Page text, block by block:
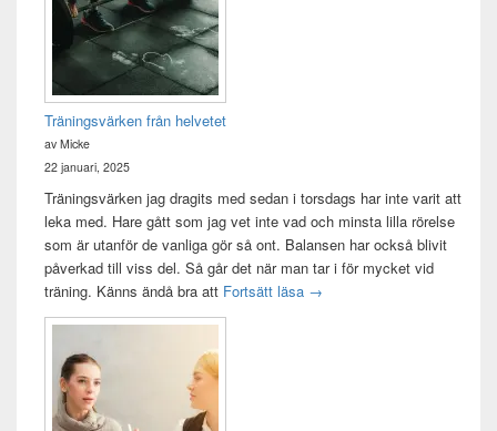
Träningsvärken från helvetet
av Micke
22 januari, 2025
Träningsvärken jag dragits med sedan i torsdags har inte varit att
leka med. Hare gått som jag vet inte vad och minsta lilla rörelse
som är utanför de vanliga gör så ont. Balansen har också blivit
påverkad till viss del. Så går det när man tar i för mycket vid
träning. Känns ändå bra att Fortsätt läsa Träningsvärken från helvetet
→